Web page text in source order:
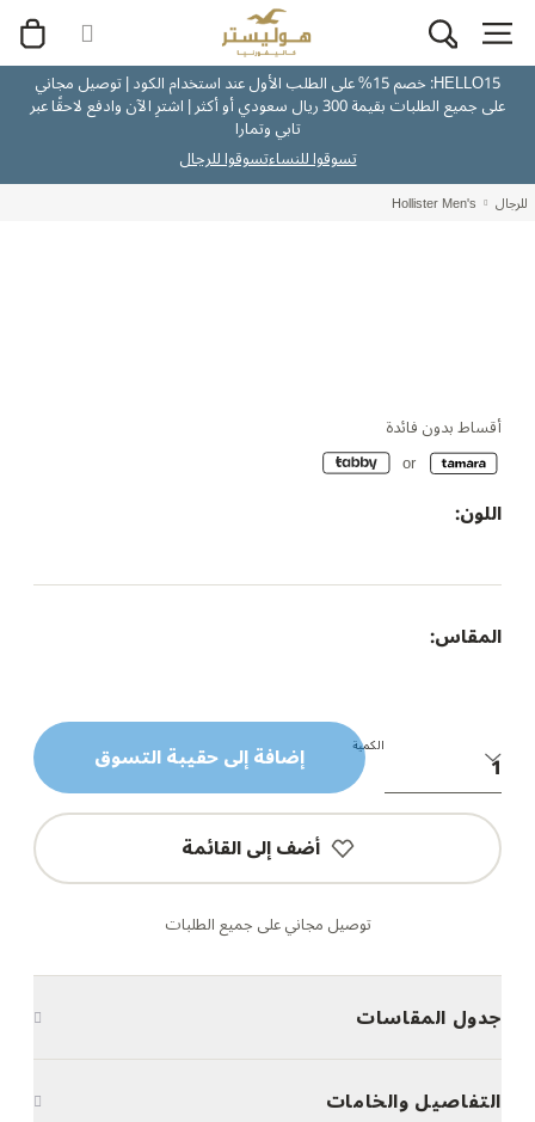
HELLO15: خصم 15% على الطلب الأول عند استخدام الكود | توصيل مجاني
على جميع الطلبات بقيمة 300 ريال سعودي أو أكثر | اشترِ الآن وادفع لاحقًا عبر
تابي وتمارا
تسوقوا للنساءتسوقوا للرجال
للرجال Hollister Men's
أقساط بدون فائدة
اللون:
المقاس:
الكمية إضافة إلى حقيبة التسوق
أضف إلى القائمة
توصيل مجاني على جميع الطلبات
جدول المقاسات
التفاصيل والخامات